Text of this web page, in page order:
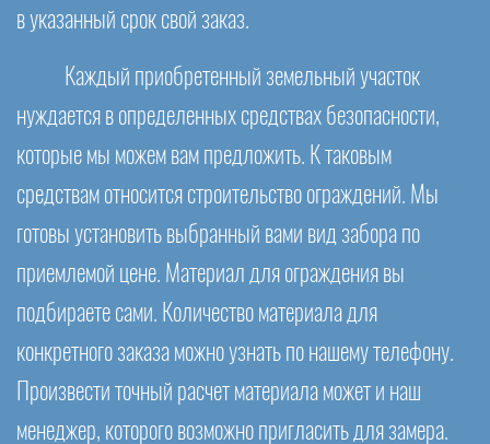
в указанный срок свой заказ.
Каждый приобретенный земельный участок
нуждается в определенных средствах безопасности,
которые мы можем вам предложить. К таковым
средствам относится строительство ограждений. Мы
готовы установить выбранный вами вид забора по
приемлемой цене. Материал для ограждения вы
подбираете сами. Количество материала для
конкретного заказа можно узнать по нашему телефону.
Произвести точный расчет материала может и наш
менеджер, которого возможно пригласить для замера.